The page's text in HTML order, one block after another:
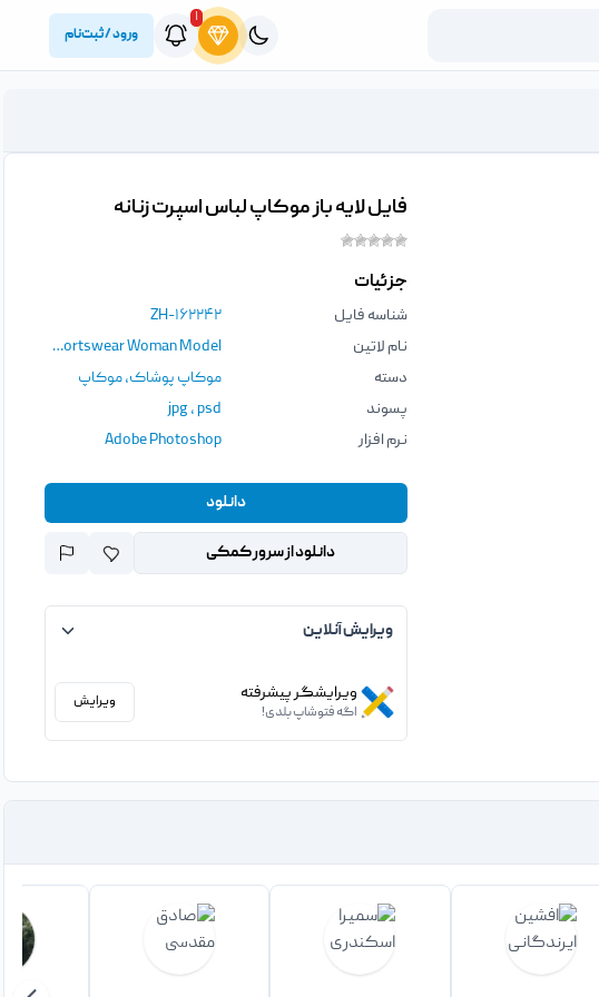
۱
ورود / ثبت‌نام
فایل لایه باز موکاپ لباس اسپرت زنانه
جزئیات
شناسه فایل
ZH-۱۶۲۲۴۲
نام لاتین
Mockup Female Fitness Sportswear Woman Model
دسته
موکاپ پوشاک,موکاپ
پسوند
jpg ،psd
نرم افزار
Adobe Photoshop
دانلود
دانلود از سرور کمکی
ویرایش آنلاین
ویرایشگر پیشرفته
اگه فتوشاپ بلدی!
ویرایش